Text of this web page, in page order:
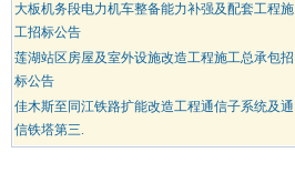
大板机务段电力机车整备能力补强及配套工程施
工招标公告
莲湖站区房屋及室外设施改造工程施工总承包招
标公告
佳木斯至同江铁路扩能改造工程通信子系统及通
信铁塔第三.